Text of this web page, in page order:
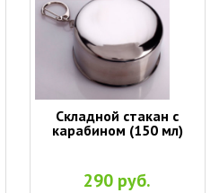
Складной стакан с
карабином (150 мл)
290 руб.